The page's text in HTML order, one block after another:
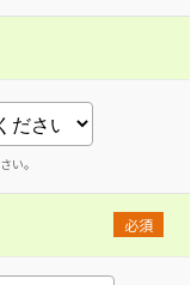
い。
必須